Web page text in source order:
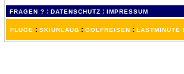
FRAGEN ? : DATENSCHUTZ : IMPRESSUM
FLÜGE : SKIURLAUB : GOLFREISEN : LASTMINUTE